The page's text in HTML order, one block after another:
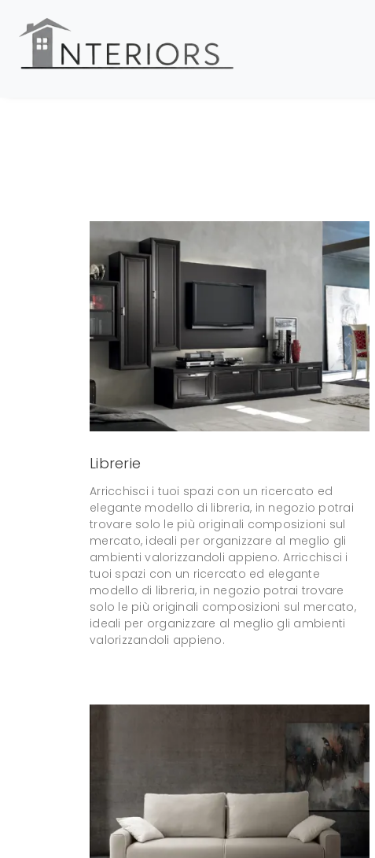
Librerie
Arricchisci i tuoi spazi con un ricercato ed
elegante modello di libreria, in negozio potrai
trovare solo le più originali composizioni sul
mercato, ideali per organizzare al meglio gli
ambienti valorizzandoli appieno. Arricchisci i
tuoi spazi con un ricercato ed elegante
modello di libreria, in negozio potrai trovare
solo le più originali composizioni sul mercato,
ideali per organizzare al meglio gli ambienti
valorizzandoli appieno.